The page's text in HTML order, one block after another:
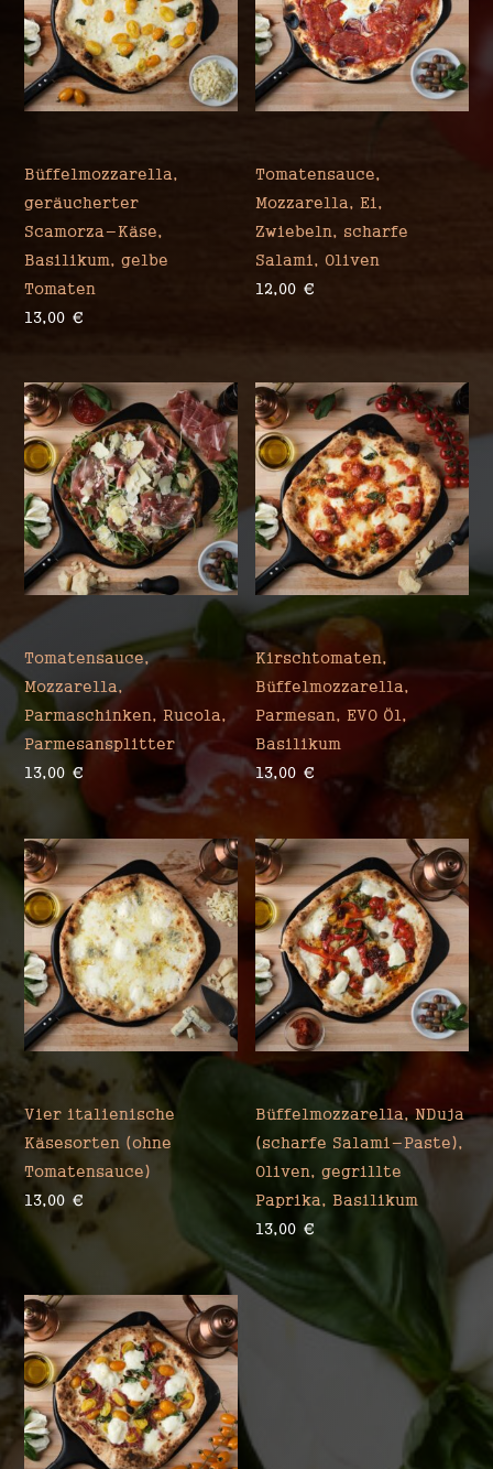
Büffelmozzarella,
geräucherter
Scamorza-Käse,
Basilikum, gelbe
Tomaten
13,00€
Tomatensauce,
Mozzarella, Ei,
Zwiebeln, scharfe
Salami, Oliven
12,00€
Tomatensauce,
Mozzarella,
Parmaschinken, Rucola,
Parmesansplitter
13,00€
Kirschtomaten,
Büffelmozzarella,
Parmesan, EVO Öl,
Basilikum
13,00€
Vier italienische
Käsesorten (ohne
Tomatensauce)
13,00€
Büffelmozzarella, NDuja
(scharfe Salami-Paste),
Oliven, gegrillte
Paprika, Basilikum
13,00€